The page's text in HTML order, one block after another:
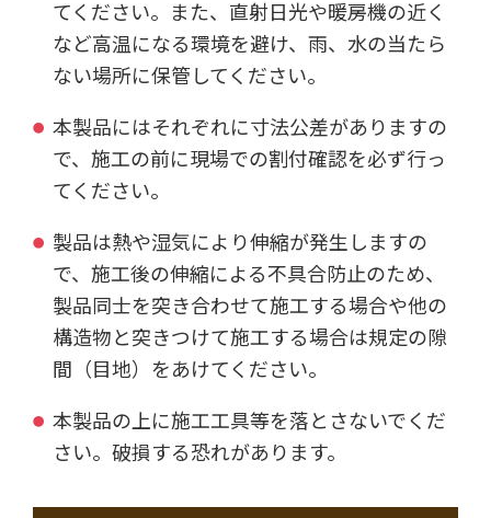
てください。また、直射日光や暖房機の近く
など高温になる環境を避け、雨、水の当たら
ない場所に保管してください。
本製品にはそれぞれに寸法公差がありますの
で、施工の前に現場での割付確認を必ず行っ
てください。
製品は熱や湿気により伸縮が発生しますの
で、施工後の伸縮による不具合防止のため、
製品同士を突き合わせて施工する場合や他の
構造物と突きつけて施工する場合は規定の隙
間（目地）をあけてください。
本製品の上に施工工具等を落とさないでくだ
さい。破損する恐れがあります。